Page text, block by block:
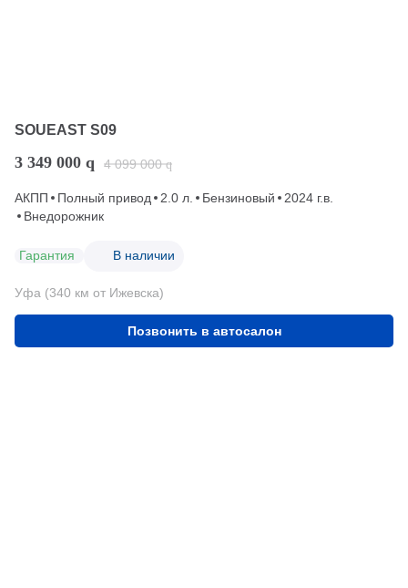
SOUEAST S09
3 349 000 q 4 099 000 q
АКПП Полный привод 2.0 л. Бензиновый
2024 г.в.
Внедорожник
Гарантия В наличии
Уфа (340 км от Ижевска)
Позвонить в автосалон